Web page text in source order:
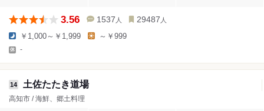
3.56 1537 人 29487 人
￥1,000～￥1,999 ～￥999
-
14 土佐たたき道場
高知市 / 海鮮、郷土料理